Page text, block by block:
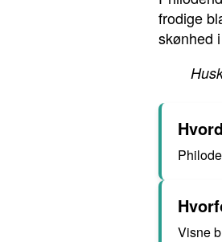
frodige
skønhed
Visne